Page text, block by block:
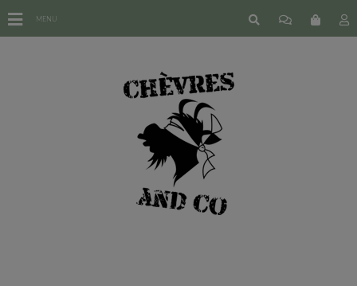
MENU